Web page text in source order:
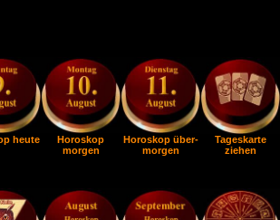
heute
Horoskop
morgen
Horoskop über-
morgen
Tageskarte
ziehen